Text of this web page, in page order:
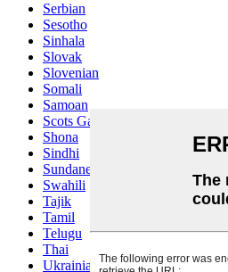
Serbian
Sesotho
Sinhala
Slovak
Slovenian
Somali
Samoan
Scots Gaelic
Shona
Sindhi
Sundanese
Swahili
Tajik
Tamil
Telugu
Thai
Ukrainian